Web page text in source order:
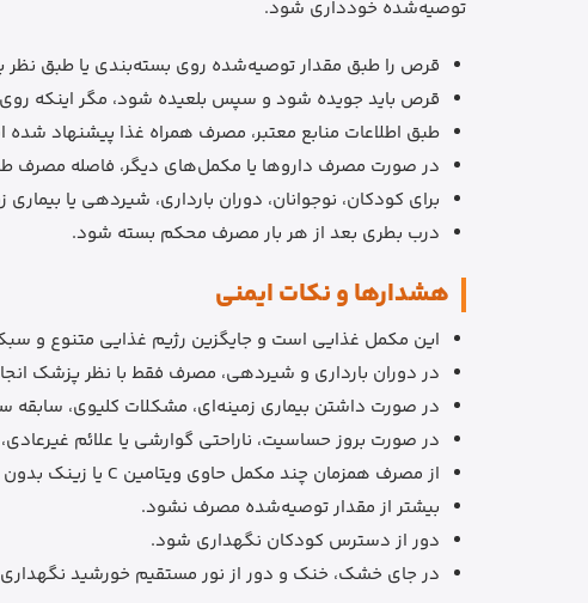
توصیه‌شده خودداری شود.
قرص را طبق مقدار توصیه‌شده روی بسته‌بندی یا طبق
قرص باید جویده شود و سپس بلعیده شود، مگر اینکه
طبق اطلاعات منابع معتبر، مصرف همراه غذا پیشنهاد
در صورت مصرف داروها یا مکمل‌های دیگر، فاصله مصرف
برای کودکان، نوجوانان، دوران بارداری، شیردهی یا
درب بطری بعد از هر بار مصرف محکم بسته شود.
هشدارها و نکات ایمنی
این مکمل غذایی است و جایگزین رژیم غذایی متنوع و
در دوران بارداری و شیردهی، مصرف فقط با نظر پزشک
در صورت داشتن بیماری زمینه‌ای، مشکلات کلیوی،
در صورت بروز حساسیت، ناراحتی گوارشی یا علائم
از مصرف همزمان چند مکمل حاوی ویتامین C یا زینک بدون بررسی مقدار کل دریافتی خودداری شود.
بیشتر از مقدار توصیه‌شده مصرف نشود.
دور از دسترس کودکان نگهداری شود.
در جای خشک، خنک و دور از نور مستقیم خورشید